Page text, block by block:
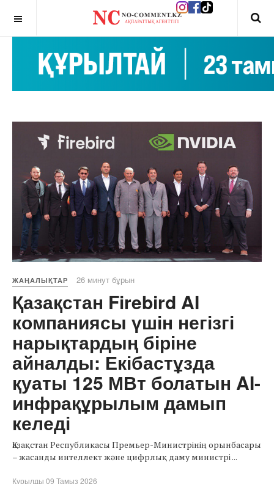
ЖАҢАЛЫҚТАР 26 минут бұрын
Қазақстан Firebird AI
компаниясы үшін негізгі
нарықтардың біріне
айналды: Екібастұзда
қуаты 125 МВт болатын AI-
инфрақұрылым дамып
келеді
Қазақстан Республикасы Премьер-Министрінің орынбасары
– жасанды интеллект және цифрлық даму министрі ...
Құрылды 09 Тамыз 2026